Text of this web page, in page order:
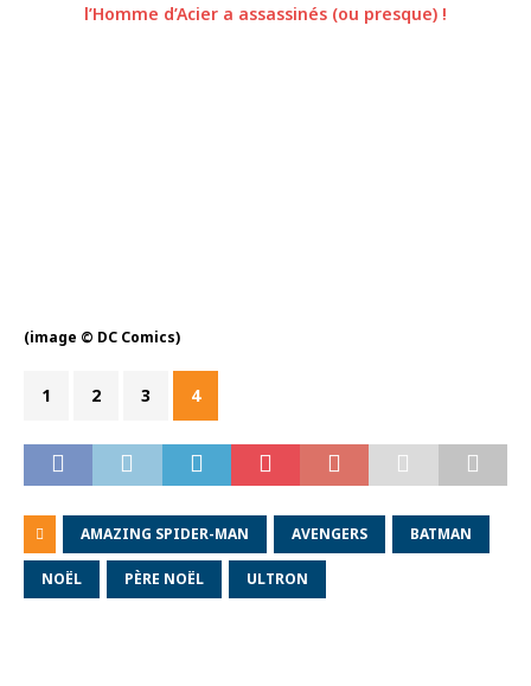
l’Homme d’Acier a assassinés (ou presque) !
(image © DC Comics)
1 2 3 4
AMAZING SPIDER-MAN AVENGERS BATMAN
NOËL PÈRE NOËL ULTRON